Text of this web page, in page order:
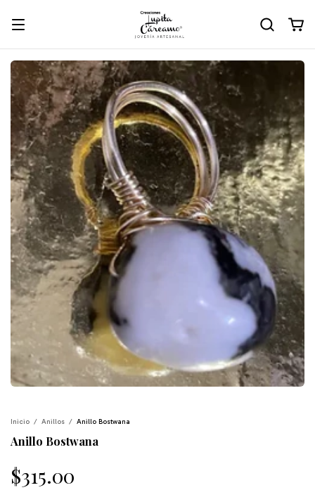
Inicio / Anillos / Anillo Bostwana
Anillo Bostwana
$315.00